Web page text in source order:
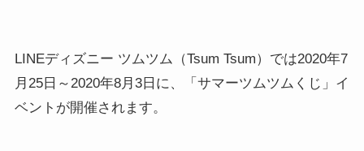
LINEディズニー ツムツム（Tsum Tsum）では2020年7
月25日～2020年8月3日に、「サマーツムツムくじ」イ
ベントが開催されます。